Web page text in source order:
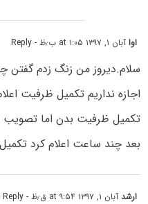
اواآبان ۱, ۱۳۹۷ at ۱:۰۵ ب٫ظ - Reply
سلام.دیروز من زنگ زدم گفتن
اجازه نداریم تکمیل ظرفیت
تکمیل ظرفیت بدن اما
بعد چند ساعت اعلام کرد
ارشدآبان ۱, ۱۳۹۷ at ۹:۵۴ ق٫ظ - Reply